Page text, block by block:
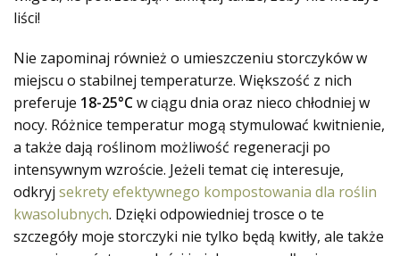
liści!
Nie zapominaj również o umieszczeniu storczyków w
miejscu o stabilnej temperaturze. Większość z nich
preferuje 18-25°Cw ciągu dnia oraz nieco chłodniej w
nocy. Różnice temperatur mogą stymulować kwitnienie,
a także dają roślinom możliwość regeneracji po
intensywnym wzroście. Jeżeli temat cię interesuje,
odkryj sekrety efektywnego kompostowania dla roślin
kwasolubnych. Dzięki odpowiedniej trosce o te
szczegóły moje storczyki nie tylko będą kwitły, ale także